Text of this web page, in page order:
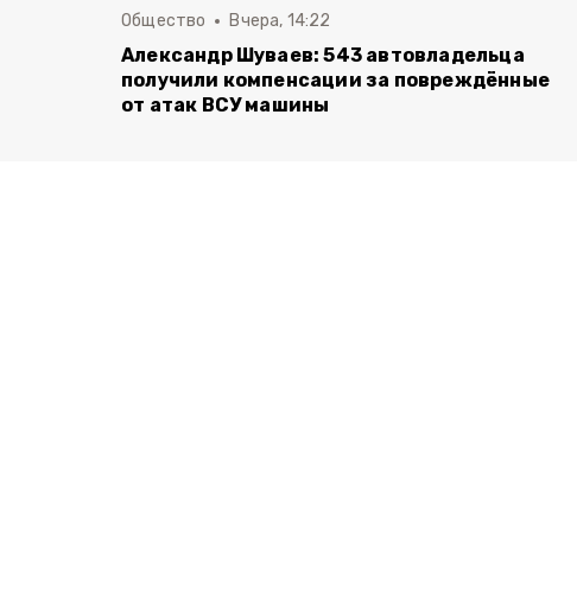
Общество Вчера, 14:22
Александр Шуваев: 543 автовладельца
получили компенсации за повреждённые
от атак ВСУ машины